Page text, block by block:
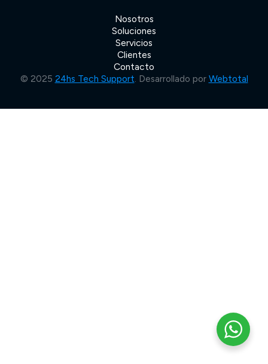
Nosotros
Soluciones
Servicios
Clientes
Contacto
© 2025 24hs Tech Support. Desarrollado por Webtotal